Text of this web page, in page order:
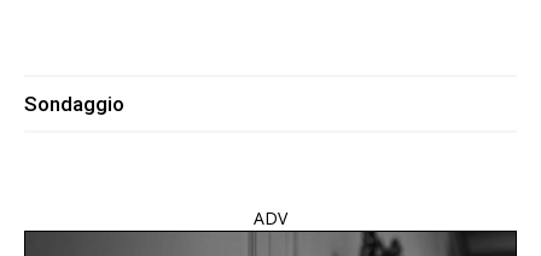
Sondaggio
ADV